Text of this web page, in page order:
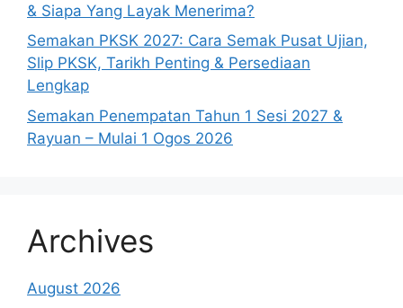
& Siapa Yang Layak Menerima?
Semakan PKSK 2027: Cara Semak Pusat Ujian,
Slip PKSK, Tarikh Penting & Persediaan
Lengkap
Semakan Penempatan Tahun 1 Sesi 2027 &
Rayuan – Mulai 1 Ogos 2026
Archives
August 2026